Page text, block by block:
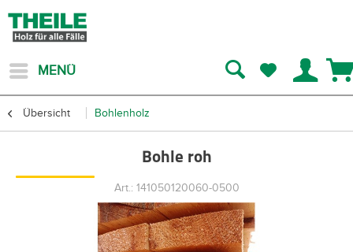
MENÜ
Übersicht Bohlenholz
Bohle roh
Art.: 141050120060-0500